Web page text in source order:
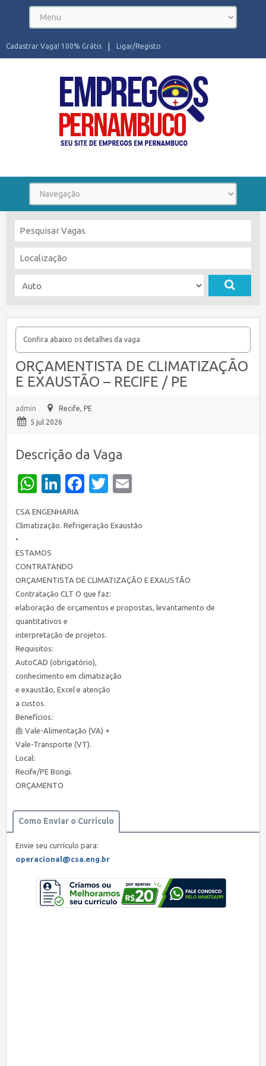
Ligar/Registo
Cadastrar Vaga! 100% Grátis
Confira abaixo os detalhes da vaga
ORÇAMENTISTA DE CLIMATIZAÇÃO
E EXAUSTÃO – RECIFE / PE
admin
Recife, PE
5 jul 2026
Descrição da Vaga
WhatsApp
LinkedIn
Facebook
Twitter
CSA ENGENHARIA
Climatização. Refrigeração Exaustão
•
ESTAMOS
CONTRATANDO
ORÇAMENTISTA DE CLIMATIZAÇÃO E EXAUSTÃO
Contratação CLT O que faz:
elaboração de orçamentos e propostas, levantamento de
quantitativos e
interpretação de projetos.
Requisitos:
AutoCAD (obrigatório),
conhecimento em climatização
e exaustão, Excel e atenção
a custos.
Benefícios:
曲 Vale-Alimentação (VA) +
Vale-Transporte (VT).
Local:
Recife/PE Bongi.
ORÇAMENTO
Como Enviar o Currículo
Envie seu currículo para:
operacional@csa.eng.br